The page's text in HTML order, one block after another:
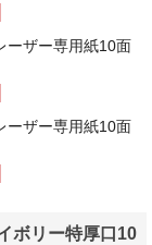
ーザー専用紙10面
ーザー専用紙10面
ボリー特厚口10